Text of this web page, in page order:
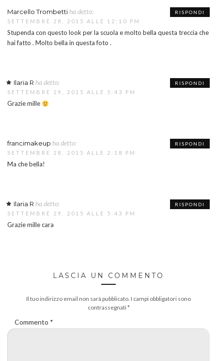
Marcello Trombetti ha detto:
SETTEMBRE 28, 2015 ALLE 12:10 PM
Stupenda con questo look per la scuola e molto bella questa treccia che
hai fatto . Molto bella in questa foto .
RISPONDI
Ilaria R ha detto:
SETTEMBRE 29, 2015 ALLE 5:43 PM
Grazie mille
RISPONDI
francimakeup ha detto:
SETTEMBRE 28, 2015 ALLE 2:18 PM
Ma che bella!
RISPONDI
Ilaria R ha detto:
SETTEMBRE 29, 2015 ALLE 5:43 PM
Grazie mille cara
RISPONDI
LASCIA UN COMMENTO
Il tuo indirizzo email non sarà pubblicato. I campi obbligatori sono
contrassegnati*
Commento *